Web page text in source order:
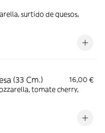
surtido de quesos,
(33 Cm.)
16,00 €
tomate cherry,